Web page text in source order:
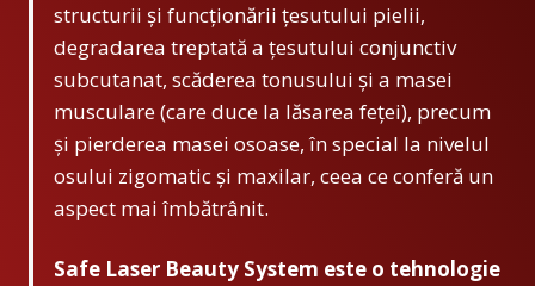
structurii și funcționării țesutului pielii,
degradarea treptată a țesutului conjunctiv
subcutanat, scăderea tonusului și a masei
musculare (care duce la lăsarea feței), precum
și pierderea masei osoase, în special la nivelul
osului zigomatic și maxilar, ceea ce conferă un
aspect mai îmbătrânit.
Safe Laser Beauty System este o tehnologie